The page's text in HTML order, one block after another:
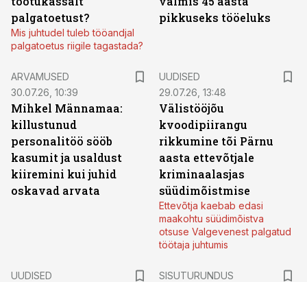
palgatoetust?
Mis juhtudel tuleb tööandjal
palgatoetus riigile tagastada?
pikkuseks tööeluks
ARVAMUSED
30.07.26, 10:39
Mihkel Männamaa:
killustunud
personalitöö sööb
kasumit ja usaldust
kiiremini kui juhid
oskavad arvata
UUDISED
29.07.26, 13:48
Välistööjõu
kvoodipiirangu
rikkumine tõi Pärnu
aasta ettevõtjale
kriminaalasjas
süüdimõistmise
Ettevõtja kaebab edasi
maakohtu süüdimõistva
otsuse Valgevenest palgatud
töötaja juhtumis
UUDISED
SISUTURUNDUS